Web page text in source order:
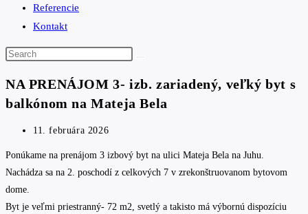
Referencie
Kontakt
Search
website
NA PRENÁJOM 3- izb. zariadený, veľký byt s
balkónom na Mateja Bela
Post
11. februára 2026
Ponúkame na prenájom 3 izbový byt na ulici Mateja Bela na Juhu.
Nachádza sa na 2. poschodí z celkových 7 v zrekonštruovanom bytovom
dome.
Byt je veľmi priestranný- 72 m2, svetlý a takisto má výbornú dispozíciu